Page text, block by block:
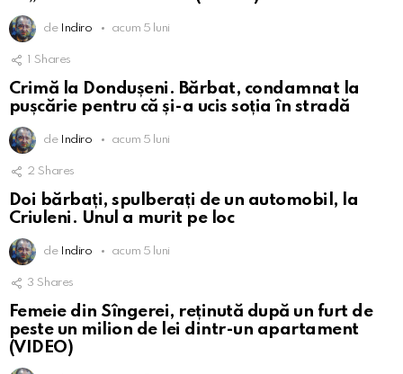
de Indiro acum 5 luni
1 Shares
Crimă la Dondușeni. Bărbat, condamnat la
pușcărie pentru că și-a ucis soția în stradă
de Indiro acum 5 luni
2 Shares
Doi bărbați, spulberați de un automobil, la
Criuleni. Unul a murit pe loc
de Indiro acum 5 luni
3 Shares
Femeie din Sîngerei, reținută după un furt de
peste un milion de lei dintr-un apartament
(VIDEO)